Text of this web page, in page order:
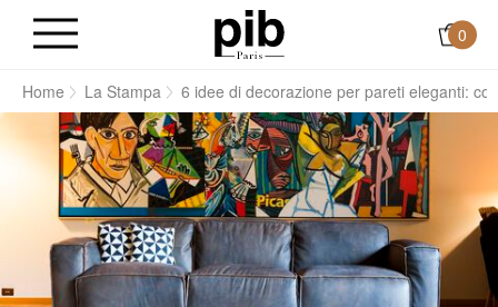
0
Home La Stampa 6 idee di decorazione per pareti eleganti: